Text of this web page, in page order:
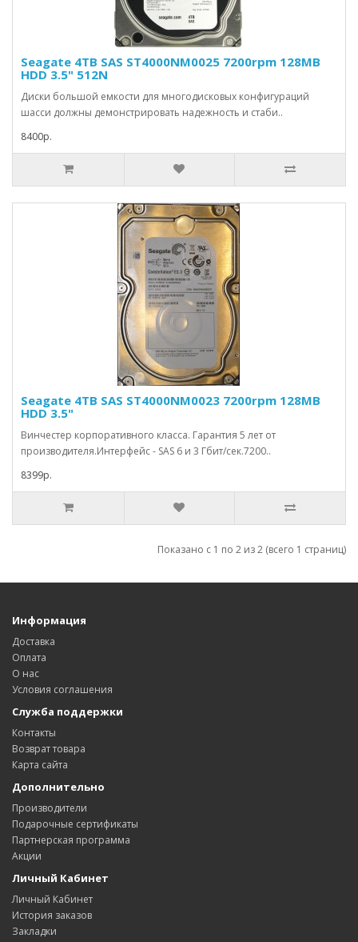
Seagate 4TB SAS ST4000NM0025 7200rpm 128MB
HDD 3.5" 512N
Диски большой емкости для многодисковых конфигураций
шасси должны демонстрировать надежность и стаби..
8400р.
Seagate 4TB SAS ST4000NM0023 7200rpm 128MB
HDD 3.5"
Винчестер корпоративного класса. Гарантия 5 лет от
производителя.Интерфейс - SAS 6 и 3 Гбит/сек.7200..
8399р.
Показано с 1 по 2 из 2 (всего 1 страниц)
Информация
Доставка
Оплата
О нас
Условия соглашения
Служба поддержки
Контакты
Возврат товара
Карта сайта
Дополнительно
Производители
Подарочные сертификаты
Партнерская программа
Акции
Личный Кабинет
Личный Кабинет
История заказов
Закладки